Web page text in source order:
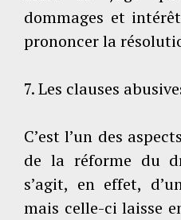
dommages et
prononcer la
7. Les clauses
C’est l’un des
de la réforme du
s’agit, en effet,
mais celle-ci laisse